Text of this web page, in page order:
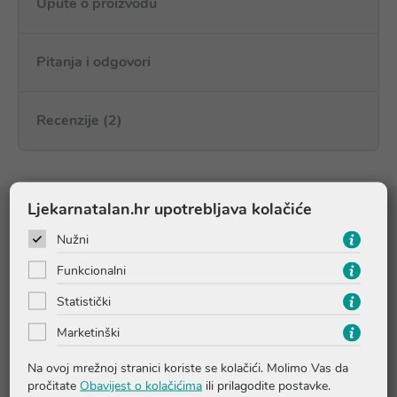
Pitanja i odgovori
Recenzije (2)
AVENE THERMAL SPRING WATER (AVENE AQUA).
CARTHAMUS TINCTORIUS (SAFFLOWER) SEED OIL
(CARTHAMUS TINCTORIUS SEED OIL). CAPRYLIC/CAPRIC
TRIGLYCERIDE. GLYCERIN. SUCROSE STEARATE. SUCROSE
POLYSTEARATE. GLYCERYL STEARATE. PEG-100
Ljekarnatalan.hr upotrebljava kolačiće
Nužni
Funkcionalni
Statistički
Marketinški
Na ovoj mrežnoj stranici koriste se kolačići. Molimo Vas da
pročitate Obavijest o kolačićima ili prilagodite postavke.